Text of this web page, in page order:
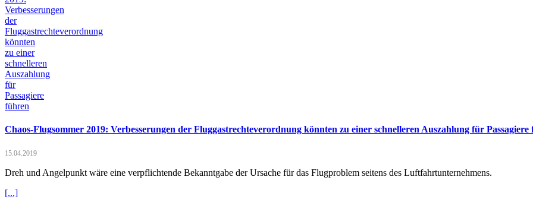
Chaos-Flugsommer 2019: Verbesserungen der Fluggastrechteverordnung könnten zu einer schnelleren Auszahlung für Passagiere
15.04.2019
Dreh und Angelpunkt wäre eine verpflichtende Bekanntgabe der Ursache für das Flugproblem seitens des Luftfahrtunternehmens.
[...]